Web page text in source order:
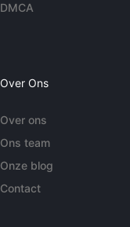
DMCA
Over Ons
Over ons
Ons team
Onze blog
Contact